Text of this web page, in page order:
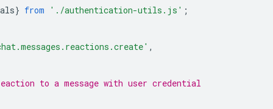
} from './authentication-utils.js' ;
,
to a message with user credential